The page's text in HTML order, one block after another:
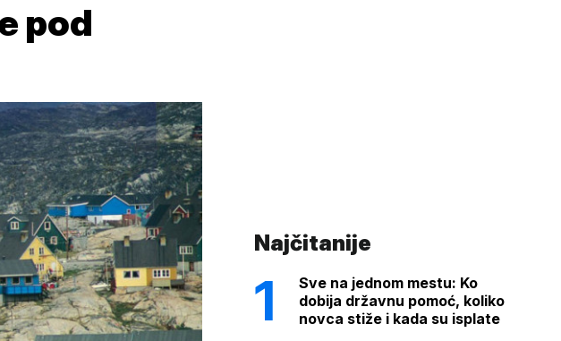
pod
Najčitanije
Sve na jednom mestu: Ko
dobija državnu pomoć, koliko
novca stiže i kada su isplate